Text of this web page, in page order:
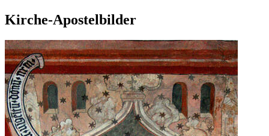
Kirche-Apostelbilder